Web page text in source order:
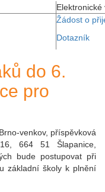
Žádost o
Dotazník
do 6.
pro
venkov, příspěvková
664 51 Šlapanice,
bude postupovat při
základní školy k plnění